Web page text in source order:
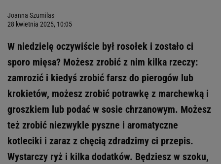
Joanna Szumilas
28 kwietnia 2025, 10:05
W niedzielę oczywiście był rosołek i zostało ci
sporo mięsa? Możesz zrobić z nim kilka rzeczy:
zamrozić i kiedyś zrobić farsz do pierogów lub
krokietów, możesz zrobić potrawkę z marchewką i
groszkiem lub podać w sosie chrzanowym. Możesz
też zrobić niezwykle pyszne i aromatyczne
kotleciki i zaraz z chęcią zdradzimy ci przepis.
Wystarczy ryż i kilka dodatków. Będziesz w szoku,